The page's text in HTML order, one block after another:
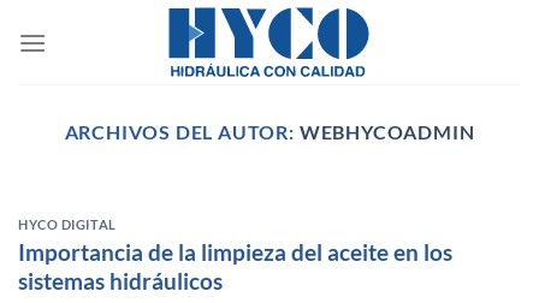
ARCHIVOS DEL AUTOR: WEBHYCOADMIN
HYCO DIGITAL
Importancia de la limpieza del aceite en los
sistemas hidráulicos